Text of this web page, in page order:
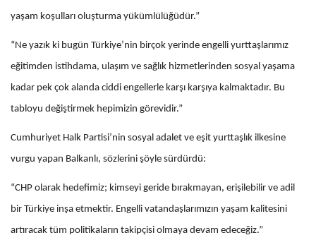
yaşam koşulları oluşturma yükümlülüğüdür.”
“Ne yazık ki bugün Türkiye’nin birçok yerinde engelli yurttaşlarımız
eğitimden istihdama, ulaşım ve sağlık hizmetlerinden sosyal yaşama
kadar pek çok alanda ciddi engellerle karşı karşıya kalmaktadır. Bu
tabloyu değiştirmek hepimizin görevidir.”
Cumhuriyet Halk Partisi’nin sosyal adalet ve eşit yurttaşlık ilkesine
vurgu yapan Balkanlı, sözlerini şöyle sürdürdü:
“CHP olarak hedefimiz; kimseyi geride bırakmayan, erişilebilir ve adil
bir Türkiye inşa etmektir. Engelli vatandaşlarımızın yaşam kalitesini
artıracak tüm politikaların takipçisi olmaya devam edeceğiz.”